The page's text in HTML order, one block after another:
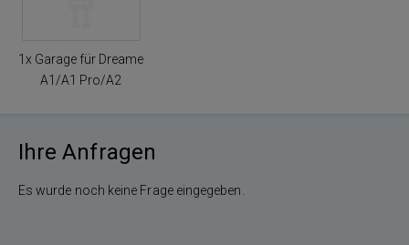
1x Garage für Dreame
A1/A1 Pro/A2
Ihre Anfragen
Es wurde noch keine Frage eingegeben.